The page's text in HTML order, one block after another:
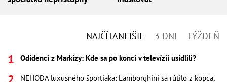
NAJČÍTANEJŠIE 3 DNI TÝŽDEŇ
Odídenci z Markízy: Kde sa po konci v televízii usídlili?
NEHODA luxusného športiaka: Lamborghini sa rútilo z kopca,